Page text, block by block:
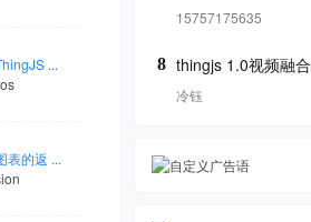
...
表的返 ...
15757175635
8 thingjs 1.0视频融合
冷钰